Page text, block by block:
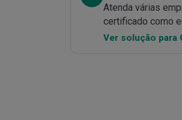
Atenda várias
certificado como
Ver solução para